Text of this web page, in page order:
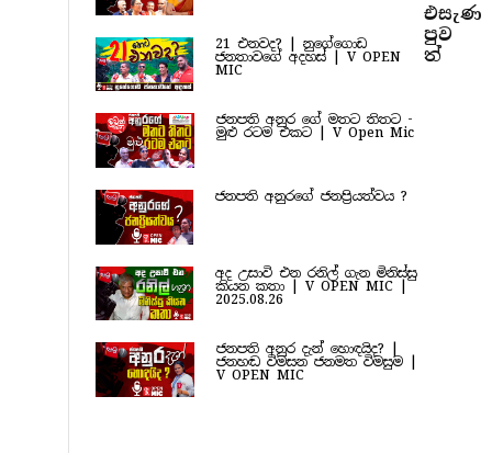
21 එනවද? | නුගේගොඩ
ජනතාවගේ අදහස් | V OPEN
MIC
ජනපති අනුර ගේ මතට තිතට -
මුළු රටම එකට | V Open Mic
ජනපති අනුරගේ ජනප්‍රියත්වය ?
අද උසාවි එන රනිල් ගැන මිනිස්සු
කියන කතා | V OPEN MIC |
2025.08.26
ජනපති අනුර දැන් හොඳයිද? |
ජනහඬ විමසන ජනමත විමසුම |
V OPEN MIC
එසැණ
පුව​
ත්